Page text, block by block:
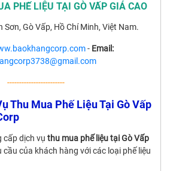
PHẾ LIỆU TẠI GÒ VẤP GIÁ CAO
Sơn, Gò Vấp, Hồ Chí Minh, Việt Nam.
- Email:
------------------------
Thu Mua Phế Liệu Tại Gò Vấp
cấp dịch vụ thu mua phế liệu tại Gò Vấp
của khách hàng với các loại phế liệu